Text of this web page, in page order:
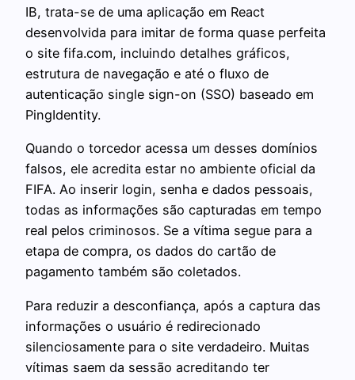
IB, trata-se de uma aplicação em React
desenvolvida para imitar de forma quase perfeita
o site fifa.com, incluindo detalhes gráficos,
estrutura de navegação e até o fluxo de
autenticação single sign-on (SSO) baseado em
PingIdentity.
Quando o torcedor acessa um desses domínios
falsos, ele acredita estar no ambiente oficial da
FIFA. Ao inserir login, senha e dados pessoais,
todas as informações são capturadas em tempo
real pelos criminosos. Se a vítima segue para a
etapa de compra, os dados do cartão de
pagamento também são coletados.
Para reduzir a desconfiança, após a captura das
informações o usuário é redirecionado
silenciosamente para o site verdadeiro. Muitas
vítimas saem da sessão acreditando ter